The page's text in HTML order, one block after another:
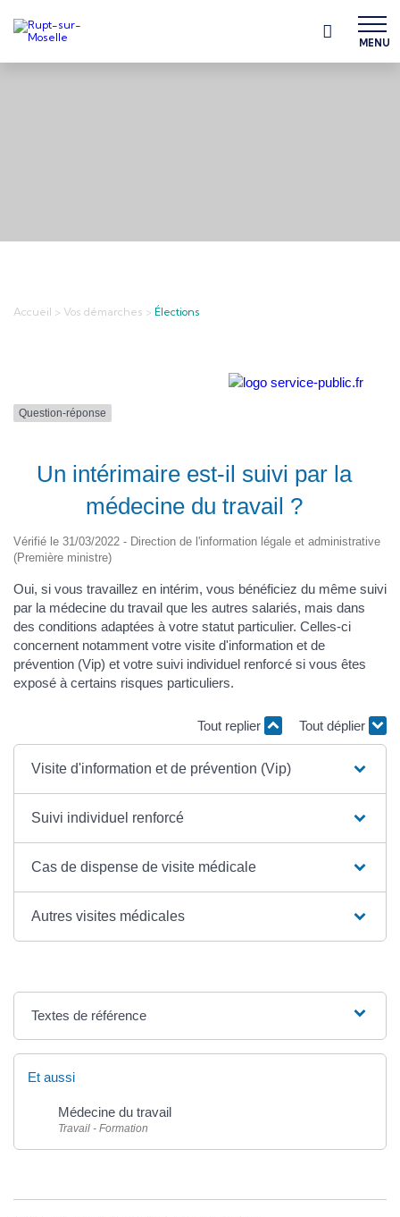
MENU
Accueil > Vos démarches > Élections
Question-réponse
Un intérimaire est-il suivi par la
médecine du travail ?
Vérifié le 31/03/2022 - Direction de l'information légale et administrative
(Première ministre)
Oui, si vous travaillez en intérim, vous bénéficiez du même suivi
par la médecine du travail que les autres salariés, mais dans
des conditions adaptées à votre statut particulier. Celles-ci
concernent notamment votre visite d'information et de
prévention (Vip) et votre suivi individuel renforcé si vous êtes
exposé à certains risques particuliers.
Tout replier Tout déplier
Visite d'information et de prévention (Vip)
Suivi individuel renforcé
Cas de dispense de visite médicale
Autres visites médicales
Textes de référence
Et aussi
Médecine du travail
Travail - Formation